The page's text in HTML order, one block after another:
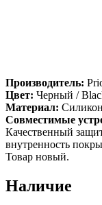
Производитель:
Цвет: Черный /
Материал: Силикон
Совместимые
Качественный
внутренность
Товар новый.
Наличие